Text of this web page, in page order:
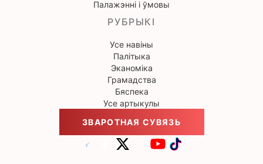
Палажэнні і ўмовы
РУБРЫКІ
Усе навіны
Палітыка
Эканоміка
Грамадства
Бяспека
Усе артыкулы
ЗВАРОТНАЯ СУВЯЗЬ